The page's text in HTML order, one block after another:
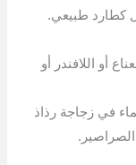
كطارد طبيعي.
أو اللافندر أو
في زجاجة رذاذ